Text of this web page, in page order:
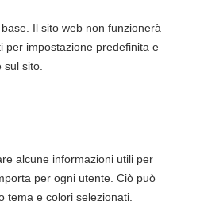
data corso +
Il sito web non funzionerà
per impostazione predefinita e
sito.
alcune informazioni utili per
per ogni utente. Ciò può
tema e colori selezionati.